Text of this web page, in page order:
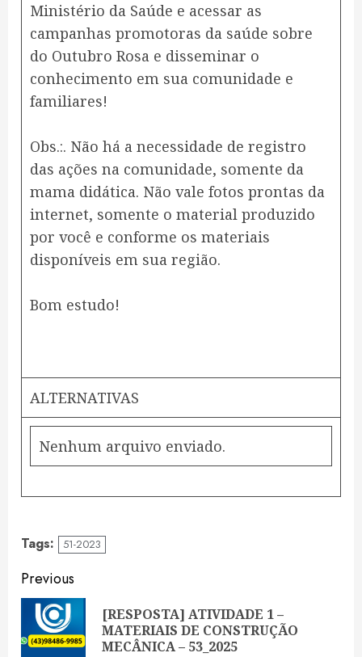
Ministério da Saúde e acessar as
campanhas promotoras da saúde sobre
do Outubro Rosa e disseminar o
conhecimento em sua comunidade e
familiares!
Obs.:. Não há a necessidade de registro
das ações na comunidade, somente da
mama didática. Não vale fotos prontas da
internet, somente o material produzido
por você e conforme os materiais
disponíveis em sua região.
Bom estudo!
ALTERNATIVAS
Nenhum arquivo enviado.
Tags: 51-2023
Continue
Reading
Previous
[RESPOSTA] ATIVIDADE 1 –
MATERIAIS DE CONSTRUÇÃO
MECÂNICA – 53_2025